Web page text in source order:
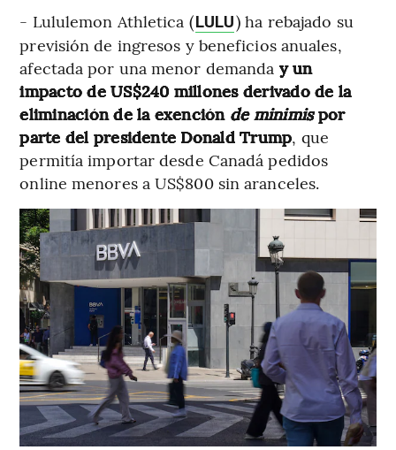
- Lululemon Athletica (LULU) ha rebajado su
previsión de ingresos y beneficios anuales,
afectada por una menor demanda y un
impacto de US$240 millones derivado de la
eliminación de la exención de minimispor
parte del presidente Donald Trump, que
permitía importar desde Canadá pedidos
online menores a US$800 sin aranceles.